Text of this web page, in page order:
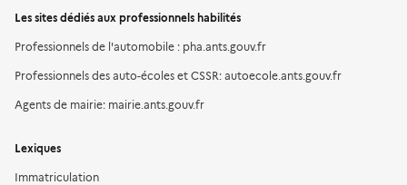
Les sites dédiés aux professionnels habilités
Professionnels de l'automobile : pha.ants.gouv.fr
Professionnels des auto-écoles et CSSR: autoecole.ants.gouv.fr
Agents de mairie: mairie.ants.gouv.fr
Lexiques
Immatriculation